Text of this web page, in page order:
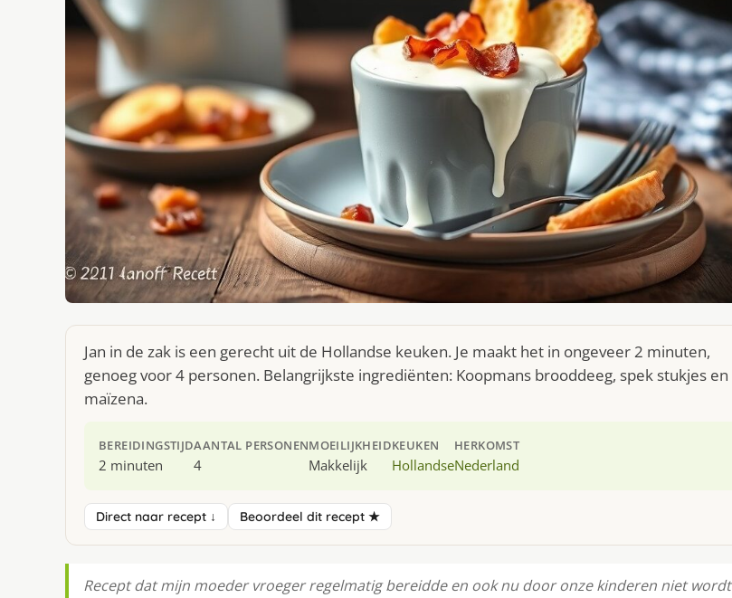
Jan in de zak is een gerecht uit de Hollandse keuken. Je maakt het in ongeveer 2 minuten,
genoeg voor 4 personen. Belangrijkste ingrediënten: Koopmans brooddeeg, spek stukjes en
maïzena.
BEREIDINGSTIJD
2 minuten
AANTAL PERSONEN
4
MOEILIJKHEID
Makkelijk
KEUKEN
Hollandse
HERKOMST
Nederland
Direct naar recept ↓ Beoordeel dit recept ★
Recept dat mijn moeder vroeger regelmatig bereidde en ook nu door onze kinderen niet wordt